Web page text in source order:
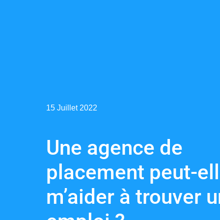
15 Juillet 2022
Une agence de
placement peut-
m’aider à trouver